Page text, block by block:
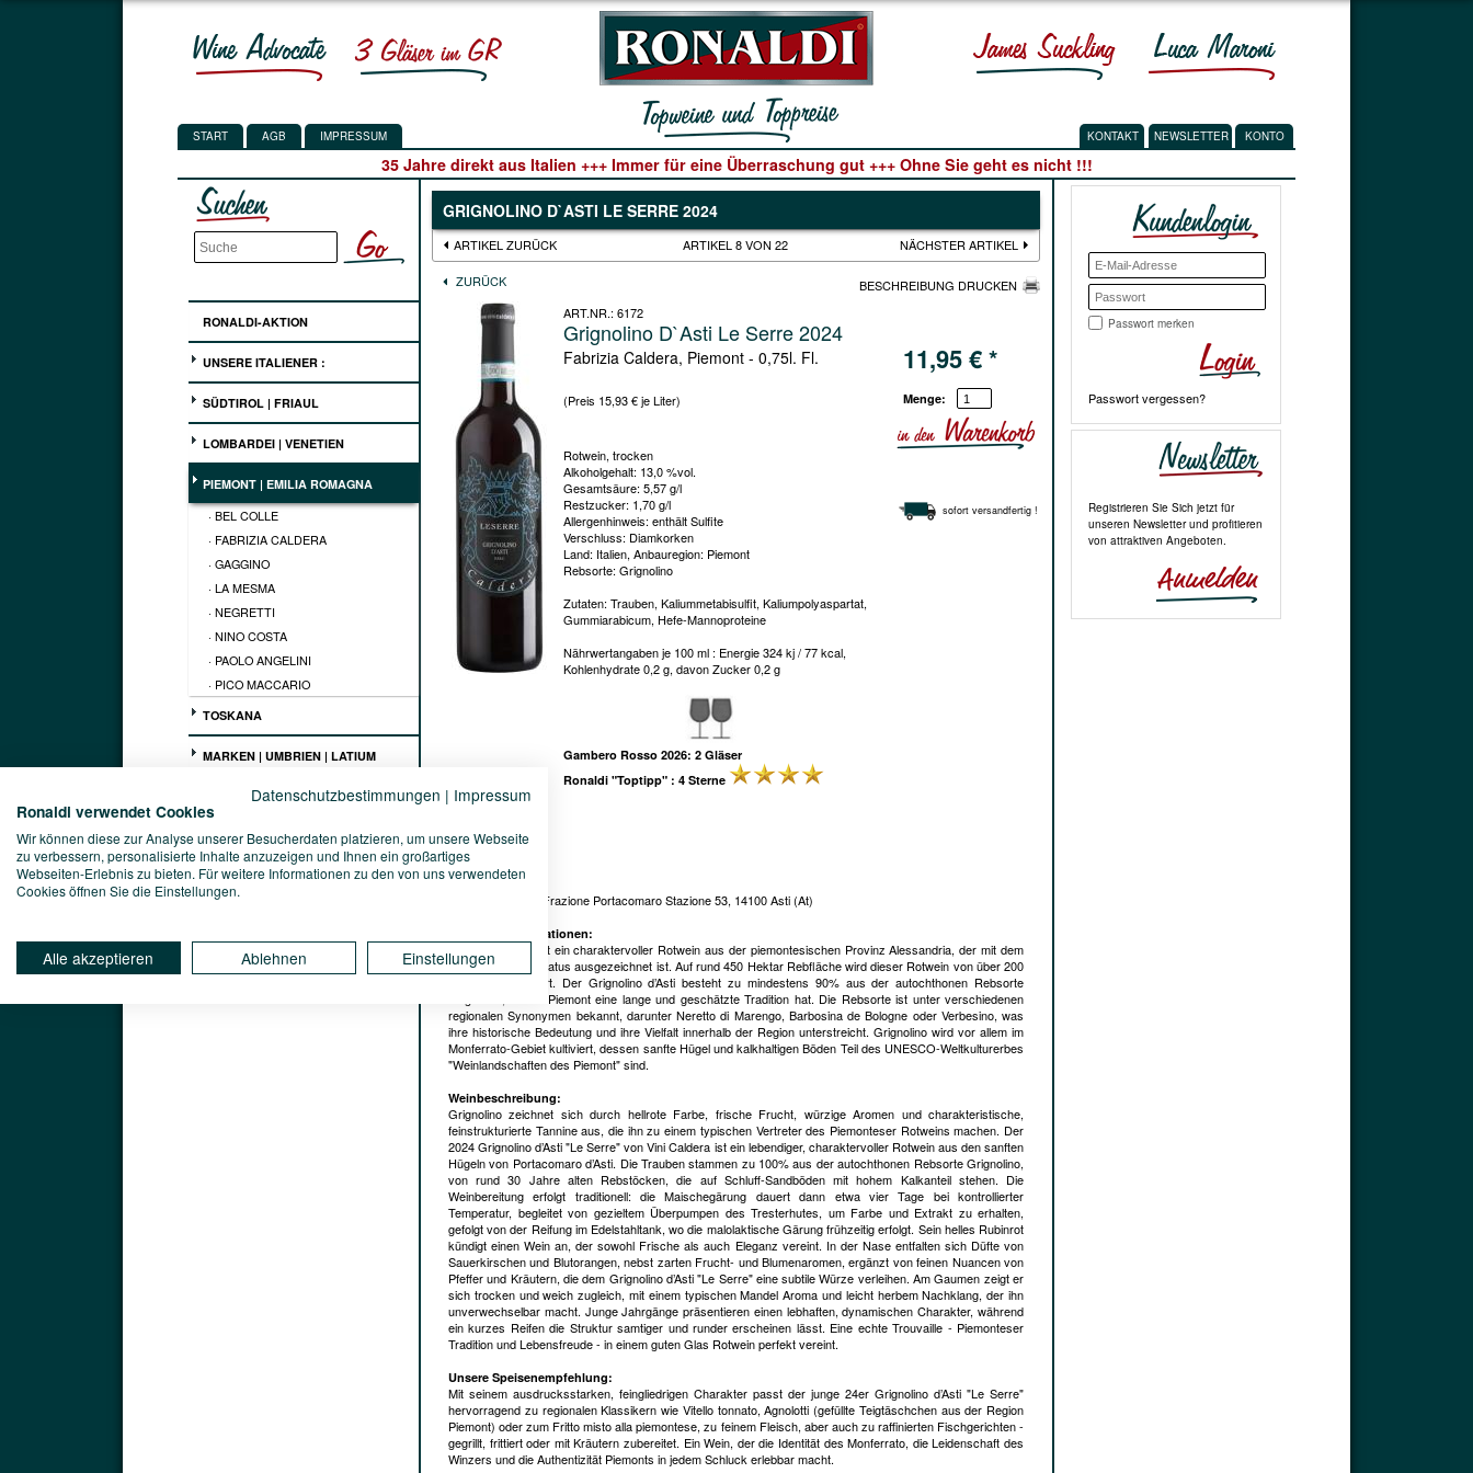
START AGB IMPRESSUM KONTAKT NEWSLETTER KONTO
35 Jahre direkt aus Italien +++ Immer für eine Überraschung gut +++ Ohne Sie geht es nicht !!!
RONALDI-AKTION
UNSERE ITALIENER :
SÜDTIROL | FRIAUL
LOMBARDEI | VENETIEN
PIEMONT | EMILIA ROMAGNA
· BEL COLLE
· FABRIZIA CALDERA
· GAGGINO
· LA MESMA
· NEGRETTI
· NINO COSTA
· PAOLO ANGELINI
· PICO MACCARIO
TOSKANA
MARKEN | UMBRIEN | LATIUM
ABRUZZEN | MOLISE
APULIEN | BASILIKATA
KAMPANIEN | KALABRIEN
GRIGNOLINO D`ASTI LE SERRE 2024
ARTIKEL ZURÜCK ARTIKEL 8 VON 22 NÄCHSTER ARTIKEL
ZURÜCK
BESCHREIBUNG DRUCKEN
ART.NR.: 6172
Grignolino D`Asti Le Serre 2024
Fabrizia Caldera, Piemont - 0,75l. Fl.
(Preis 15,93 € je Liter)
Rotwein, trocken
Alkoholgehalt: 13,0 %vol.
Gesamtsäure: 5,57 g/l
Restzucker: 1,70 g/l
Allergenhinweis: enthält Sulfite
Verschluss: Diamkorken
Land: Italien, Anbauregion: Piemont
Rebsorte: Grignolino
Zutaten: Trauben, Kaliummetabisulfit, Kaliumpolyaspartat,
Gummiarabicum, Hefe-Mannoproteine
Nährwertangaben je 100 ml : Energie 324 kj / 77 kcal,
Kohlenhydrate 0,2 g, davon Zucker 0,2 g
Gambero Rosso 2026: 2 Gläser
Ronaldi "Toptipp" : 4 Sterne
11,95€*
Menge:
sofort versandfertig !
Kellerei:
Fabrizia Caldera, Frazione Portacomaro Stazione 53, 14100 Asti (At)
Vinophile Informationen:
Grignolino d’Asti ist ein charaktervoller Rotwein aus der piemontesischen Provinz Alessandria, der mit dem
begehrten DOC-Status ausgezeichnet ist. Auf rund 450 Hektar Rebfläche wird dieser Rotwein von über 200
Winzern produziert. Der Grignolino d’Asti besteht zu mindestens 90% aus der autochthonen Rebsorte
Grignolino, die im Piemont eine lange und geschätzte Tradition hat. Die Rebsorte ist unter verschiedenen
regionalen Synonymen bekannt, darunter Neretto di Marengo, Barbosina de Bologne oder Verbesino, was
ihre historische Bedeutung und ihre Vielfalt innerhalb der Region unterstreicht. Grignolino wird vor allem im
Monferrato-Gebiet kultiviert, dessen sanfte Hügel und kalkhaltigen Böden Teil des UNESCO-Weltkulturerbes
"Weinlandschaften des Piemont" sind.
Weinbeschreibung:
Grignolino zeichnet sich durch hellrote Farbe, frische Frucht, würzige Aromen und charakteristische,
feinstrukturierte Tannine aus, die ihn zu einem typischen Vertreter des Piemonteser Rotweins machen. Der
2024 Grignolino d’Asti "Le Serre" von Vini Caldera ist ein lebendiger, charaktervoller Rotwein aus den sanften
Hügeln von Portacomaro d’Asti. Die Trauben stammen zu 100% aus der autochthonen Rebsorte Grignolino,
von rund 30 Jahre alten Rebstöcken, die auf Schluff-Sandböden mit hohem Kalkanteil stehen. Die
Weinbereitung erfolgt traditionell: die Maischegärung dauert dann etwa vier Tage bei kontrollierter
Temperatur, begleitet von gezieltem Überpumpen des Tresterhutes, um Farbe und Extrakt zu erhalten,
gefolgt von der Reifung im Edelstahltank, wo die malolaktische Gärung frühzeitig erfolgt. Sein helles Rubinrot
kündigt einen Wein an, der sowohl Frische als auch Eleganz vereint. In der Nase entfalten sich Düfte von
Sauerkirschen und Blutorangen, nebst zarten Frucht- und Blumenaromen, ergänzt von feinen Nuancen von
Pfeffer und Kräutern, die dem Grignolino d’Asti "Le Serre" eine subtile Würze verleihen. Am Gaumen zeigt er
sich trocken und weich zugleich, mit einem typischen Mandel Aroma und leicht herbem Nachklang, der ihn
unverwechselbar macht. Junge Jahrgänge präsentieren einen lebhaften, dynamischen Charakter, während
ein kurzes Reifen die Struktur samtiger und runder erscheinen lässt. Eine echte Trouvaille - Piemonteser
Tradition und Lebensfreude - in einem guten Glas Rotwein perfekt vereint.
Unsere Speisenempfehlung:
Mit seinem ausdrucksstarken, feingliedrigen Charakter passt der junge 24er Grignolino d’Asti "Le Serre"
hervorragend zu regionalen Klassikern wie Vitello tonnato, Agnolotti (gefüllte Teigtäschchen aus der Region
Piemont) oder zum Fritto misto alla piemontese, zu feinem Fleisch, aber auch zu raffinierten Fischgerichten -
gegrillt, frittiert oder mit Kräutern zubereitet. Ein Wein, der die Identität des Monferrato, die Leidenschaft des
Winzers und die Authentizität Piemonts in jedem Schluck erlebbar macht.
Passwort merken
Passwort vergessen?
Registrieren Sie Sich jetzt für
unseren Newsletter und profitieren
von attraktiven Angeboten.
Datenschutzbestimmungen | Impressum
Ronaldi verwendet Cookies
Wir können diese zur Analyse unserer Besucherdaten platzieren, um unsere Webseite
zu verbessern, personalisierte Inhalte anzuzeigen und Ihnen ein großartiges
Webseiten-Erlebnis zu bieten. Für weitere Informationen zu den von uns verwendeten
Cookies öffnen Sie die Einstellungen.
Alle akzeptieren Ablehnen Einstellungen